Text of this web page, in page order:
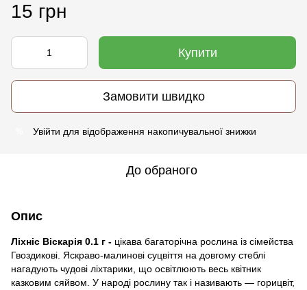
15 грн
Купити
Замовити швидко
Увійти для відображення накопичувальної знижки
До обраного
Опис
Ліхніс Віскарія 0.1 г - цікава багаторічна рослина із сімейства
Гвоздикові. Яскраво-малинові суцвіття на довгому стеблі
нагадують чудові ліхтарики, що освітлюють весь квітник
казковим сяйвом. У народі рослину так і називають — горицвіт,